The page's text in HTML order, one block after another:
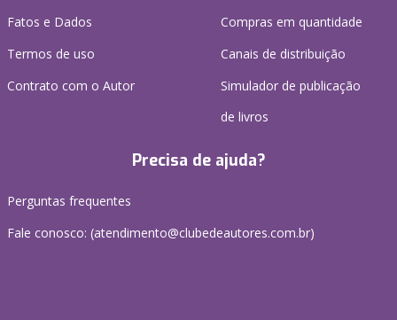
Fatos e Dados
Termos de uso
Contrato com o Autor
Compras em quantidade
Canais de distribuição
Simulador de publicação
de livros
Precisa de ajuda?
Perguntas frequentes
Fale conosco: (atendimento@clubedeautores.com.br)